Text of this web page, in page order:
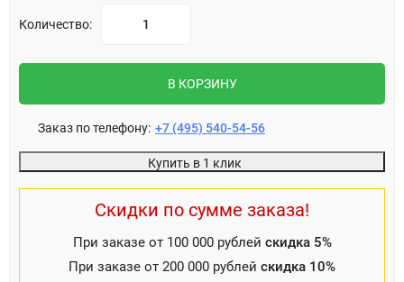
Количество:
В КОРЗИНУ
Заказ по телефону: +7 (495) 540-54-56
Купить в 1 клик
Скидки по сумме заказа!
При заказе от 100 000 рублей скидка 5%
При заказе от 200 000 рублей скидка 10%